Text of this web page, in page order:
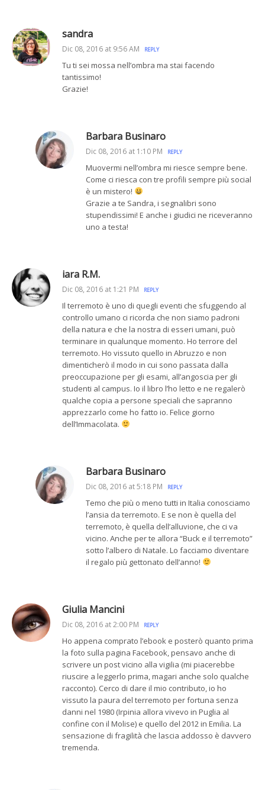
sandra
Dic 08, 2016 at 9:56 AM REPLY
Tu ti sei mossa nell’ombra ma stai facendo
tantissimo!
Grazie!
Barbara Businaro
Dic 08, 2016 at 1:10 PM REPLY
Muovermi nell’ombra mi riesce sempre bene.
Come ci riesca con tre profili sempre più social
è un mistero!
Grazie a te Sandra, i segnalibri sono
stupendissimi! E anche i giudici ne riceveranno
uno a testa!
iara R.M.
Dic 08, 2016 at 1:21 PM REPLY
Il terremoto è uno di quegli eventi che sfuggendo al
controllo umano ci ricorda che non siamo padroni
della natura e che la nostra di esseri umani, può
terminare in qualunque momento. Ho terrore del
terremoto. Ho vissuto quello in Abruzzo e non
dimenticherò il modo in cui sono passata dalla
preoccupazione per gli esami, all’angoscia per gli
studenti al campus. Io il libro l’ho letto e ne regalerò
qualche copia a persone speciali che sapranno
apprezzarlo come ho fatto io. Felice giorno
dell’Immacolata.
Barbara Businaro
Dic 08, 2016 at 5:18 PM REPLY
Temo che più o meno tutti in Italia conosciamo
l’ansia da terremoto. E se non è quella del
terremoto, è quella dell’alluvione, che ci va
vicino. Anche per te allora “Buck e il terremoto”
sotto l’albero di Natale. Lo facciamo diventare
il regalo più gettonato dell’anno!
Giulia Mancini
Dic 08, 2016 at 2:00 PM REPLY
Ho appena comprato l’ebook e posterò quanto prima
la foto sulla pagina Facebook, pensavo anche di
scrivere un post vicino alla vigilia (mi piacerebbe
riuscire a leggerlo prima, magari anche solo qualche
racconto). Cerco di dare il mio contributo, io ho
vissuto la paura del terremoto per fortuna senza
danni nel 1980 (Irpinia allora vivevo in Puglia al
confine con il Molise) e quello del 2012 in Emilia. La
sensazione di fragilità che lascia addosso è davvero
tremenda.